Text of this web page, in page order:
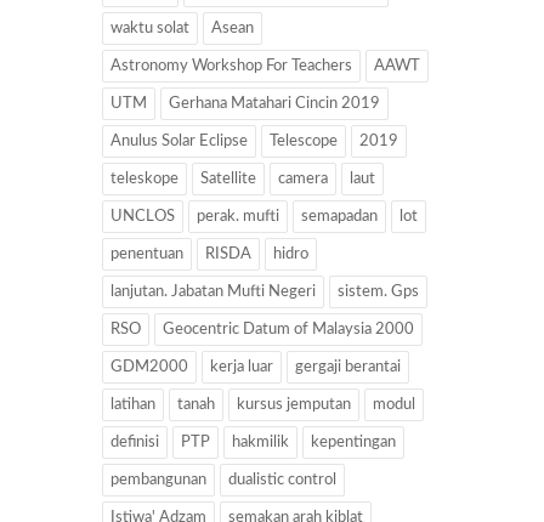
waktu solat Asean
Astronomy Workshop For Teachers AAWT
UTM Gerhana Matahari Cincin 2019
Anulus Solar Eclipse Telescope 2019
teleskope Satellite camera laut
UNCLOS perak. mufti semapadan lot
penentuan RISDA hidro
lanjutan. Jabatan Mufti Negeri sistem. Gps
RSO Geocentric Datum of Malaysia 2000
GDM2000 kerja luar gergaji berantai
latihan tanah kursus jemputan modul
definisi PTP hakmilik kepentingan
pembangunan dualistic control
Istiwa' Adzam semakan arah kiblat